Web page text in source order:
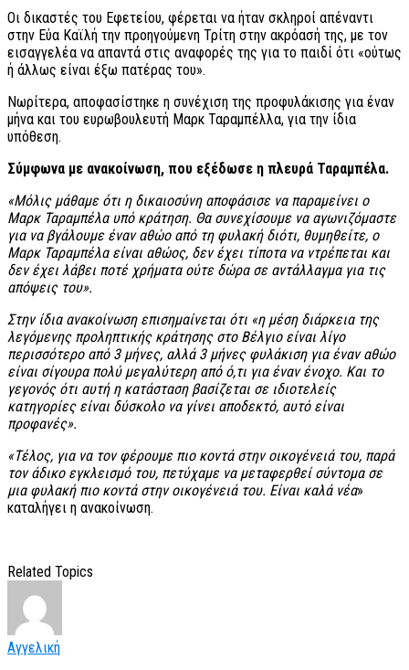
Οι δικαστές του Εφετείου, φέρεται να ήταν σκληροί απέναντι
στην Εύα Καϊλή την προηγούμενη Τρίτη στην ακρόασή της, με τον
εισαγγελέα να απαντά στις αναφορές της για το παιδί ότι «ούτως
ή άλλως είναι έξω πατέρας του».
Νωρίτερα, αποφασίστηκε η συνέχιση της προφυλάκισης για έναν
μήνα και του ευρωβουλευτή Μαρκ Ταραμπέλλα, για την ίδια
υπόθεση.
Σύμφωνα με ανακοίνωση, που εξέδωσε η πλευρά Ταραμπέλα.
«Μόλις μάθαμε ότι η δικαιοσύνη αποφάσισε να παραμείνει ο
Mαρκ Ταραμπέλα υπό κράτηση. Θα συνεχίσουμε να αγωνιζόμαστε
για να βγάλουμε έναν αθώο από τη φυλακή διότι, θυμηθείτε, ο
Mαρκ Ταραμπέλα είναι αθώος, δεν έχει τίποτα να ντρέπεται και
δεν έχει λάβει ποτέ χρήματα ούτε δώρα σε αντάλλαγμα για τις
απόψεις του».
Στην ίδια ανακοίνωση επισημαίνεται ότι «η μέση διάρκεια της
λεγόμενης προληπτικής κράτησης στο Βέλγιο είναι λίγο
περισσότερο από 3 μήνες, αλλά 3 μήνες φυλάκιση για έναν αθώο
είναι σίγουρα πολύ μεγαλύτερη από ό,τι για έναν ένοχο. Και το
γεγονός ότι αυτή η κατάσταση βασίζεται σε ιδιοτελείς
κατηγορίες είναι δύσκολο να γίνει αποδεκτό, αυτό είναι
προφανές».
«Τέλος, για να τον φέρουμε πιο κοντά στην οικογένειά του, παρά
τον άδικο εγκλεισμό του, πετύχαμε να μεταφερθεί σύντομα σε
μια φυλακή πιο κοντά στην οικογένειά του. Είναι καλά νέα»
καταλήγει η ανακοίνωση.
Related Topics
Αγγελική